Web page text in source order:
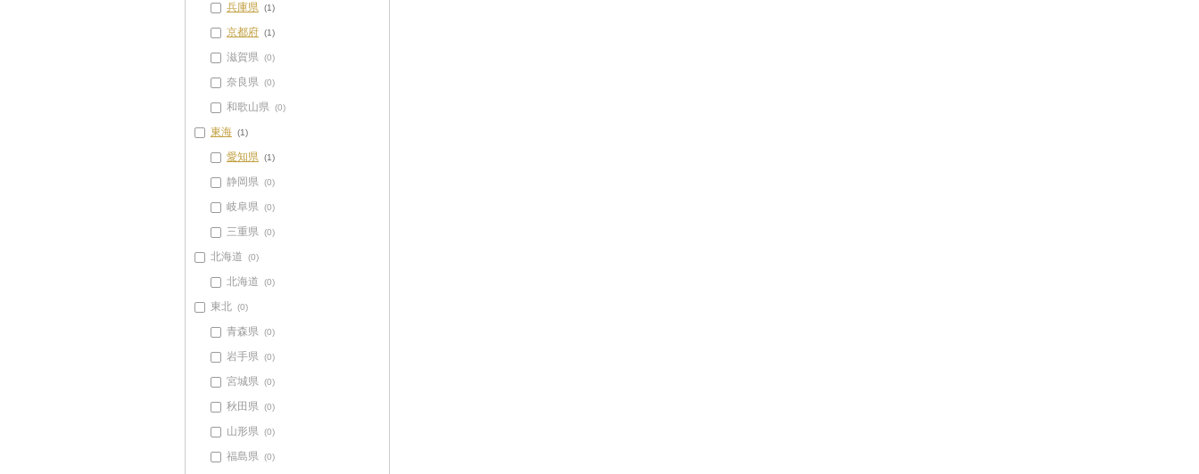
兵庫県 (1)
京都府 (1)
滋賀県 (0)
奈良県 (0)
和歌山県 (0)
東海 (1)
愛知県 (1)
静岡県 (0)
岐阜県 (0)
三重県 (0)
北海道 (0)
北海道 (0)
東北 (0)
青森県 (0)
岩手県 (0)
宮城県 (0)
秋田県 (0)
山形県 (0)
福島県 (0)